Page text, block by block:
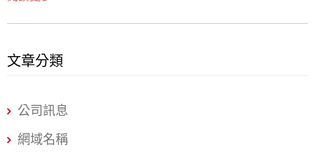
符合資格經銷禮卷獎項申請，請和本公司客服聯繫
cs@nss.com.tw
題請聯繫我
們 https://hb.nss.com.tw/index.php?/tickets/new/ 戰國策
簡介： 戰國策創立於2001年，擁有30,000家以上的客戶
需的主機服務、電子商務、網路廣告、商用軟體、資訊委
www.nss.com.tw
格條件: 1.目前公司已有五位專職銷售或行銷人員或完整銷
理皆可 如有意願請將貴公司相關資料及聯絡方式 email至
文章分類
公司訊息
網域名稱